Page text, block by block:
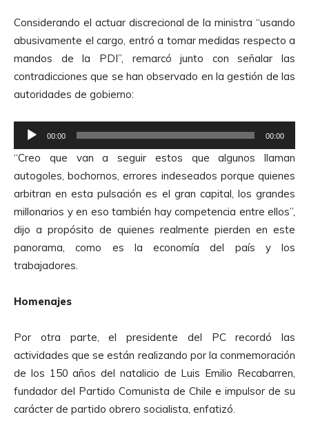
u
d
i
o
Considerando el actuar discrecional de la ministra “usando
abusivamente el cargo, entró a tomar medidas respecto a
mandos de la PDI”, remarcó junto con señalar las
contradicciones que se han observado en la gestión de las
autoridades de gobierno:
e
r
o
d
u
c
t
r
e
A
u
d
i
00:00 00:00
“Creo que van a seguir estos que algunos llaman
autogoles, bochornos, errores indeseados porque quienes
arbitran en esta pulsación es el gran capital, los grandes
millonarios y en eso también hay competencia entre ellos”,
dijo a propósito de quienes realmente pierden en este
panorama, como es la economía del país y los
trabajadores.
Homenajes
Por otra parte, el presidente del PC recordó las
actividades que se están realizando por la conmemoración
de los 150 años del natalicio de Luis Emilio Recabarren,
fundador del Partido Comunista de Chile e impulsor de su
carácter de partido obrero socialista, enfatizó.